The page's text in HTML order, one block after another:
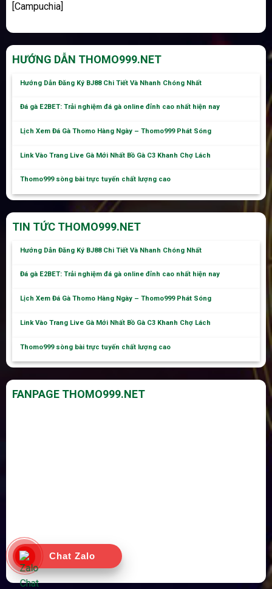
[Campuchia]
HƯỚNG DẪN THOMO999.NET
Hướng Dẫn Đăng Ký BJ88 Chi Tiết Và Nhanh Chóng Nhất
Đá gà E2BET: Trải nghiệm đá gà online đỉnh cao nhất hiện nay
Lịch Xem Đá Gà Thomo Hàng Ngày – Thomo999 Phát Sóng
Link Vào Trang Live Gà Mới Nhất Bồ Gà C3 Khanh Chợ Lách
Thomo999 sòng bài trực tuyến chất lượng cao
TIN TỨC THOMO999.NET
Hướng Dẫn Đăng Ký BJ88 Chi Tiết Và Nhanh Chóng Nhất
Đá gà E2BET: Trải nghiệm đá gà online đỉnh cao nhất hiện nay
Lịch Xem Đá Gà Thomo Hàng Ngày – Thomo999 Phát Sóng
Link Vào Trang Live Gà Mới Nhất Bồ Gà C3 Khanh Chợ Lách
Thomo999 sòng bài trực tuyến chất lượng cao
FANPAGE THOMO999.NET
Chat Zalo